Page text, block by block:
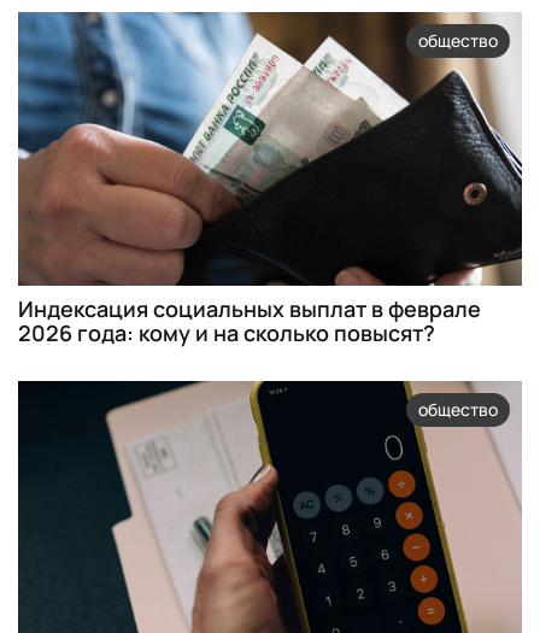
общество
Индексация социальных выплат в феврале
2026 года: кому и на сколько повысят?
общество